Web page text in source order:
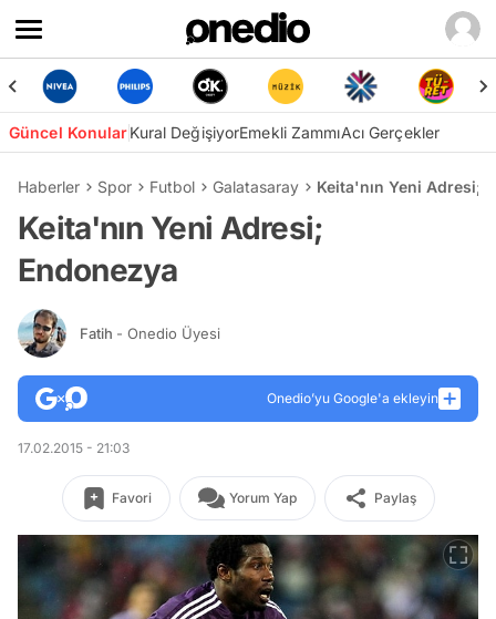
Güncel KonularKural DeğişiyorEmekli ZammıAcı Gerçekler
Haberler Spor Futbol Galatasaray Keita'nın Yeni Adresi;
Keita'nın Yeni Adresi;
Endonezya
Fatih - Onedio Üyesi
Onedio’yu Google'a ekleyin
17.02.2015 - 21:03
Favori Yorum Yap Paylaş